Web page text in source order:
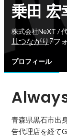
乗田 宏
株式会社NeXT /
11つながり7フ
プロフィール
青森県黒石市出
告代理店を経て